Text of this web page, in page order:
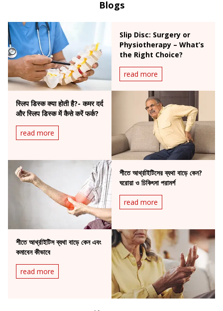
Blogs
Slip Disc: Surgery or
Physiotherapy – What’s
the Right Choice?
read more
स्लिप डिस्क क्या होती है?- कमर दर्द
और स्लिप डिस्क में कैसे करें फर्क?
read more
শীতে আর্থ্রাইটিসের ব্যথা বাড়ে কেন?
ঘরোয়া ও চিকিৎসা পরামর্শ
read more
শীতে আর্থ্রাইটিস ব্যথা বাড়ে কেন এবং
কমাবেন কীভাবে
read more